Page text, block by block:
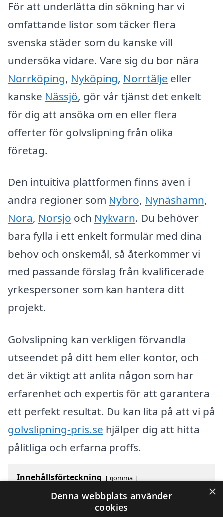
För att underlätta din sökning har vi
omfattande listor som täcker flera
svenska städer som du kanske vill
undersöka vidare. Vare sig du bor nära
Norrköping, Nyköping, Norrtälje eller
kanske Nässjö, gör vår tjänst det enkelt
för dig att ansöka om en eller flera
offerter för golvslipning från olika
företag.
Den intuitiva plattformen finns även i
andra regioner som Nybro, Nynäshamn,
Nora, Norsjö och Nykvarn. Du behöver
bara fylla i ett enkelt formulär med dina
behov och önskemål, så återkommer vi
med passande förslag från kvalificerade
yrkespersoner som kan hantera ditt
projekt.
Golvslipning kan verkligen förvandla
utseendet på ditt hem eller kontor, och
det är viktigt att anlita någon som har
erfarenhet och expertis för att garantera
ett perfekt resultat. Du kan lita på att vi på
golvslipning-pris.se hjälper dig att hitta
pålitliga och erfarna proffs.
Innehållsförteckning gömma
Översikt över svenska städer som börjar med N
Sök efter en skicklig golvslipning i andra städer i
×
Denna webbplats använder
cookies